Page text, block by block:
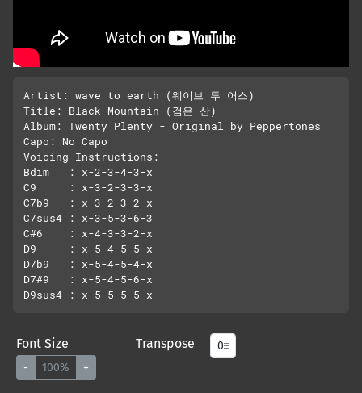
Artist: wave to earth (웨이브 투 어스)
Title: Black Mountain (검은 산)
Album: Twenty Plenty - Original by Peppertones
Capo: No Capo
Voicing Instructions:
Bdim   : x-2-3-4-3-x
C9     : x-3-2-3-3-x
C7b9   : x-3-2-3-2-x
C7sus4 : x-3-5-3-6-3
C#6    : x-4-3-3-2-x
D9     : x-5-4-5-5-x
D7b9   : x-5-4-5-4-x
D7#9   : x-5-4-5-6-x
Font Size
- 100% +
Transpose